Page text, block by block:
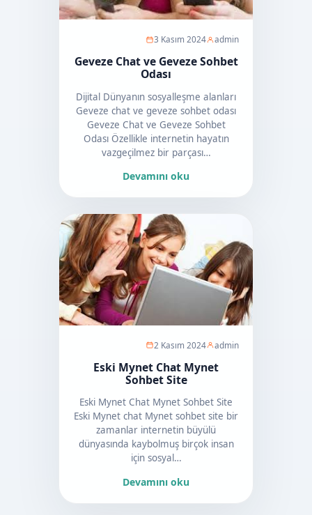
3 Kasım 2024 admin
Geveze Chat ve Geveze Sohbet
Odası
Dijital Dünyanın sosyalleşme alanları
Geveze chat ve geveze sohbet odası
Geveze Chat ve Geveze Sohbet
Odası Özellikle internetin hayatın
vazgeçilmez bir parçası…
Devamını oku
2 Kasım 2024 admin
Eski Mynet Chat Mynet
Sohbet Site
Eski Mynet Chat Mynet Sohbet Site
Eski Mynet chat Mynet sohbet site bir
zamanlar internetin büyülü
dünyasında kaybolmuş birçok insan
için sosyal…
Devamını oku